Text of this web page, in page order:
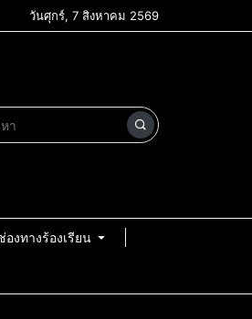
วันศุกร์, 7 สิงหาคม 2569
องทางร้องเรียน